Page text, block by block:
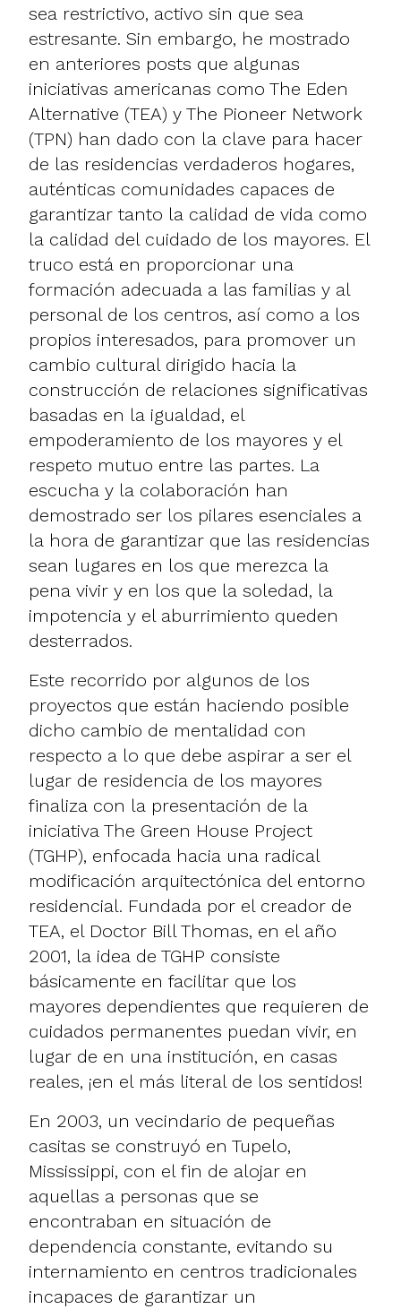
sea restrictivo, activo sin que sea
estresante. Sin embargo, he mostrado
en anteriores posts que algunas
iniciativas americanas como The Eden
Alternative (TEA) y The Pioneer Network
(TPN) han dado con la clave para hacer
de las residencias verdaderos hogares,
auténticas comunidades capaces de
garantizar tanto la calidad de vida como
la calidad del cuidado de los mayores. El
truco está en proporcionar una
formación adecuada a las familias y al
personal de los centros, así como a los
propios interesados, para promover un
cambio cultural dirigido hacia la
construcción de relaciones significativas
basadas en la igualdad, el
empoderamiento de los mayores y el
respeto mutuo entre las partes. La
escucha y la colaboración han
demostrado ser los pilares esenciales a
la hora de garantizar que las residencias
sean lugares en los que merezca la
pena vivir y en los que la soledad, la
impotencia y el aburrimiento queden
desterrados.
Este recorrido por algunos de los
proyectos que están haciendo posible
dicho cambio de mentalidad con
respecto a lo que debe aspirar a ser el
lugar de residencia de los mayores
finaliza con la presentación de la
iniciativa The Green House Project
(TGHP), enfocada hacia una radical
modificación arquitectónica del entorno
residencial. Fundada por el creador de
TEA, el Doctor Bill Thomas, en el año
2001, la idea de TGHP consiste
básicamente en facilitar que los
mayores dependientes que requieren de
cuidados permanentes puedan vivir, en
lugar de en una institución, en casas
reales, ¡en el más literal de los sentidos!
En 2003, un vecindario de pequeñas
casitas se construyó en Tupelo,
Mississippi, con el fin de alojar en
aquellas a personas que se
encontraban en situación de
dependencia constante, evitando su
internamiento en centros tradicionales
incapaces de garantizar un